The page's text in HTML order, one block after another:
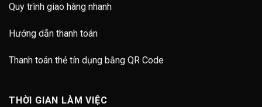
Quy trình giao hàng nhanh
Hướng dẫn thanh toán
Thanh toán thẻ tín dụng bằng QR Code
THỜI GIAN LÀM VIỆC